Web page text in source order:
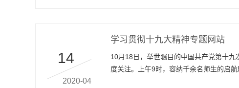
14
2020-04
学习贯彻十九大精神专题网站
10月18日，举世瞩目的中国共产党第十
度关注。上午9时，容纳千余名师生的启